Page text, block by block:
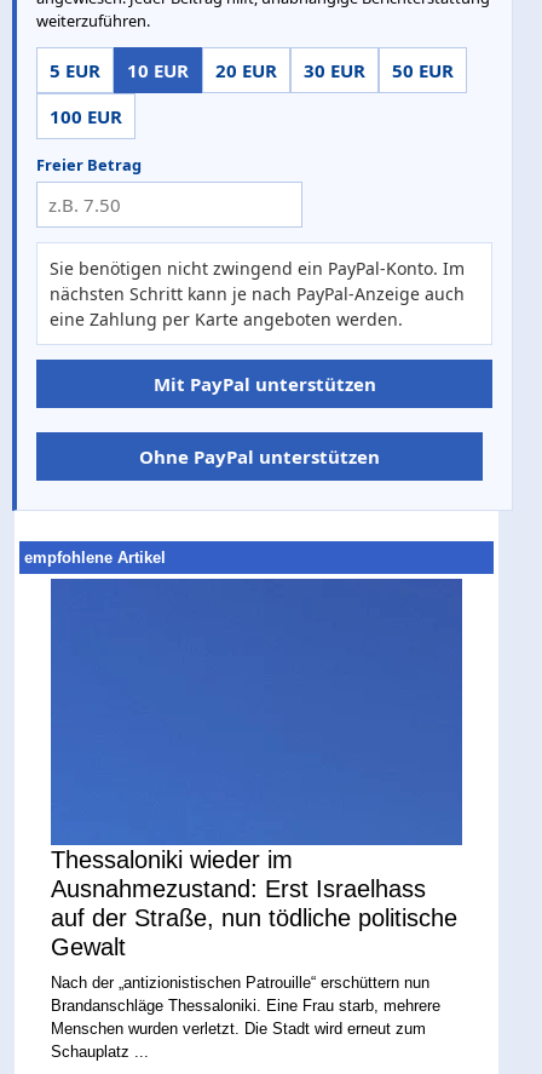
weiterzuführen.
5 EUR 10 EUR 20 EUR 30 EUR
50 EUR
100 EUR
Freier Betrag
Sie benötigen nicht zwingend ein PayPal-Konto. Im
nächsten Schritt kann je nach PayPal-Anzeige auch
eine Zahlung per Karte angeboten werden.
Mit PayPal unterstützen
Ohne PayPal unterstützen
empfohlene Artikel
Thessaloniki wieder im
Ausnahmezustand: Erst Israelhass
auf der Straße, nun tödliche politische
Gewalt
Nach der „antizionistischen Patrouille“ erschüttern nun
Brandanschläge Thessaloniki. Eine Frau starb, mehrere
Menschen wurden verletzt. Die Stadt wird erneut zum
Schauplatz ...